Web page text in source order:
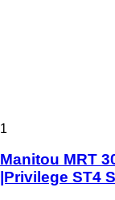
1
Manitou MRT
|Privilege ST4